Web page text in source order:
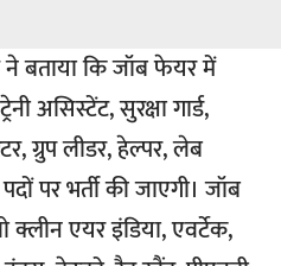
ने बताया कि जॉब फेयर में
असिस्टेंट, सुरक्षा गार्ड,
ग्रुप लीडर, हेल्पर, लेब
पर भर्ती की जाएगी। जॉब
एयर इंडिया, एवर्टेक,